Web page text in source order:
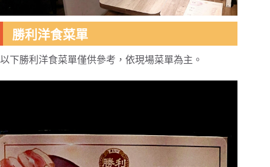
勝利洋食菜單
以下勝利洋食菜單僅供參考，依現場菜單為主。